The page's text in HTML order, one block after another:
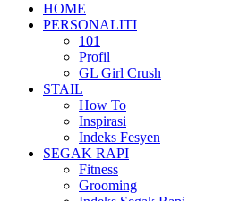
HOME
PERSONALITI
101
Profil
GL Girl Crush
STAIL
How To
Inspirasi
Indeks Fesyen
SEGAK RAPI
Fitness
Grooming